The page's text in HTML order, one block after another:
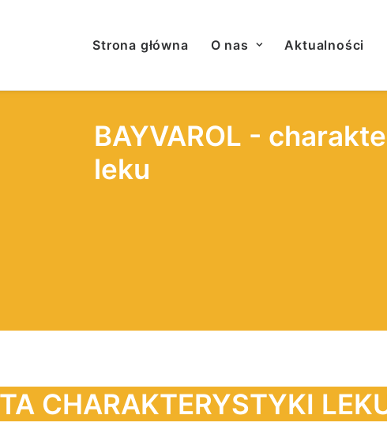
Strona główna O nas Aktualności
BAYVAROL -
leku
CHARAKTERYSTYKI